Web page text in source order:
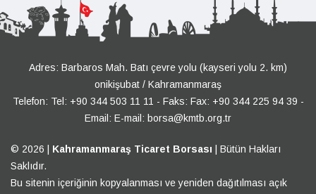
Adres: Barbaros Mah. Batı çevre yolu (kayseri yolu 2. km)
onikişubat / Kahramanmaraş
Telefon: Tel: +90 344 503 11 11 - Faks: Fax: +90 344 225 94 39 -
Email: E-mail: borsa@kmtb.org.tr
© 2026 | Kahramanmaraş Ticaret Borsası | Bütün Hakları
Saklıdır.
Bu sitenin içeriğinin kopyalanması ve yeniden dağıtılması açık